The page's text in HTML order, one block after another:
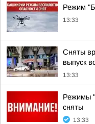
Режим
13:33
Сняты
выпуск
13:33
Режимы
сняты
13:33